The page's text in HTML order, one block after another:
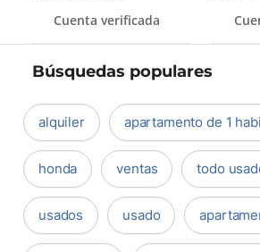
Cuenta verificada
Búsquedas populares
alquiler apartamento de 1
honda ventas todo
usados usado